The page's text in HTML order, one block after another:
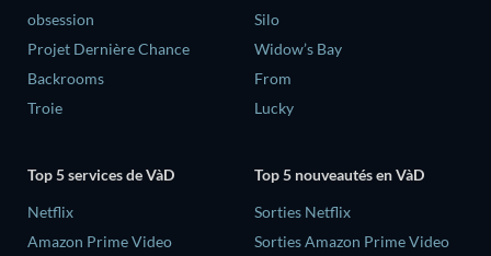
obsession
Projet Dernière Chance
Backrooms
Troie
Silo
Widow’s Bay
From
Lucky
Top 5 services de VàD
Netflix
Amazon Prime Video
Top 5 nouveautés en VàD
Sorties Netflix
Sorties Amazon Prime Video